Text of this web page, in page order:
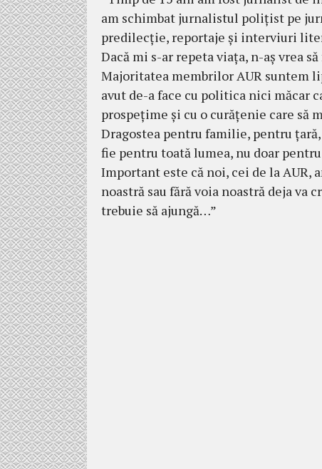
am schimbat jurnalistul polițist pe
predilecție, reportaje și interviuri
Dacă mi s-ar repeta viața, n-aș vrea
Majoritatea membrilor AUR suntem
avut de-a face cu politica nici măcar
prospețime și cu o curățenie care să
Dragostea pentru familie, pentru
fie pentru toată lumea, nu doar
Important este că noi, cei de la AUR,
noastră sau fără voia noastră deja va
trebuie să ajungă…”